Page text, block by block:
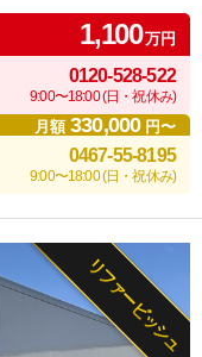
1,100万円
0120-528-522
9:00〜18:00 (日・祝休み)
月額330,000円〜
0467-55-8195
9:00〜18:00 (日・祝休み)
リファービッシュ